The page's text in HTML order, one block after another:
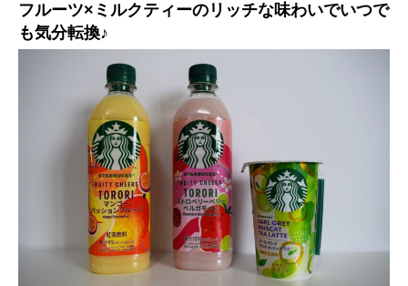
フルーツ×ミルクティーのリッチな味わいでいつで
も気分転換♪